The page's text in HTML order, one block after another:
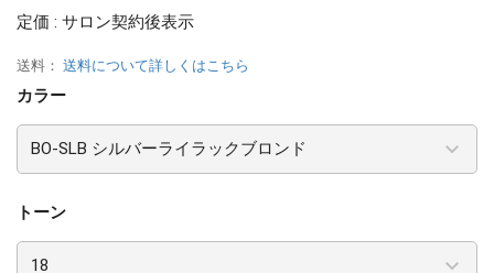
定価 : サロン契約後表示
送料： 送料について詳しくはこちら
カラー
トーン